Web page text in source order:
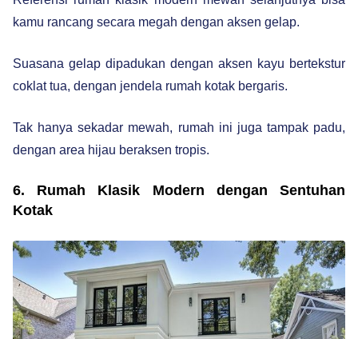
kamu rancang secara megah dengan aksen gelap.
Suasana gelap dipadukan dengan aksen kayu bertekstur
coklat tua, dengan jendela rumah kotak bergaris.
Tak hanya sekadar mewah, rumah ini juga tampak padu,
dengan area hijau beraksen tropis.
6. Rumah Klasik Modern dengan Sentuhan
Kotak